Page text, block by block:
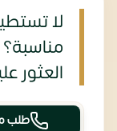
لا
العثور
طلب